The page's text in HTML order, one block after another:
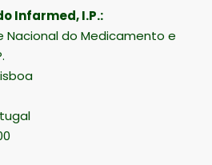
Infarmed, I.P.:
Nacional do Medicamento e